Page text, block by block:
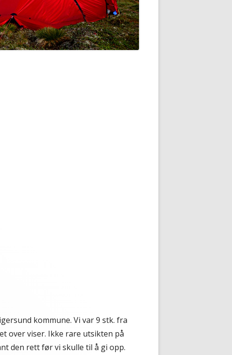
kommune. Vi var 9 stk. fra
over viser. Ikke rare utsikten på
den rett før vi skulle til å gi opp.